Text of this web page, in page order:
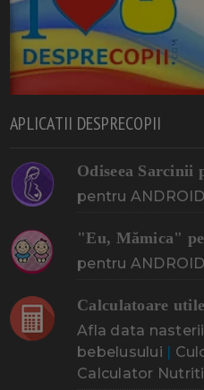
APLICATII DESPRECOPII
Odiseea Sarcinii
pentru ANDROID
"Eu, Mămica"
pentru ANDROID
Calculatoare
Afla data nasterii
bebelusului |
Calculator